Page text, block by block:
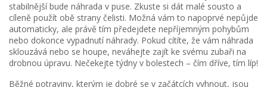
stabilnější bude náhrada v puse. Zkuste si dát malé sousto a
cíleně použít obě strany čelisti. Možná vám to napoprvé nepůjde
automaticky, ale právě tím předejdete nepříjemným pohybům
nebo dokonce vypadnutí náhrady. Pokud cítíte, že vám náhrada
sklouzává nebo se houpe, neváhejte zajít ke svému zubaři na
drobnou úpravu. Nečekejte týdny v bolestech – čím dříve, tím líp!
Běžné potraviny, kterým je dobré se v začátcích vyhnout, jsou